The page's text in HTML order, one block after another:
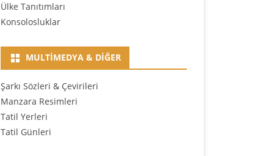
Ülke Tanıtımları
Konsolosluklar
MULTIMEDYA & DIĞER
Şarkı Sözleri & Çevirileri
Manzara Resimleri
Tatil Yerleri
Tatil Günleri